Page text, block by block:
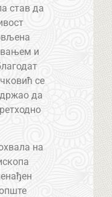
став да
и
се
да
на